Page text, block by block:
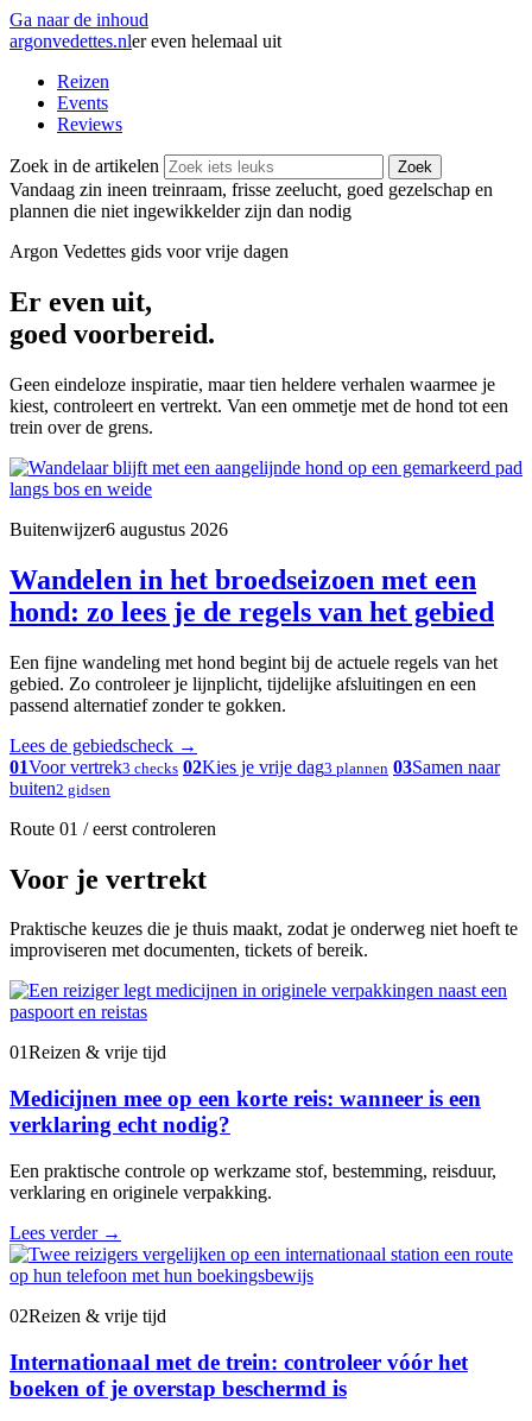
Ga naar de inhoud
argonvedettes.nler even helemaal uit
Reizen
Events
Reviews
Zoek in de artikelen Zoek
Vandaag zin ineen treinraam, frisse zeelucht, goed gezelschap en
plannen die niet ingewikkelder zijn dan nodig
Argon Vedettes gids voor vrije dagen
Er even uit,
goed voorbereid.
Geen eindeloze inspiratie, maar tien heldere verhalen waarmee je
kiest, controleert en vertrekt. Van een ommetje met de hond tot een
trein over de grens.
Buitenwijzer6 augustus 2026
Wandelen in het broedseizoen met een
hond: zo lees je de regels van het gebied
Een fijne wandeling met hond begint bij de actuele regels van het
gebied. Zo controleer je lijnplicht, tijdelijke afsluitingen en een
passend alternatief zonder te gokken.
Lees de gebiedscheck →
01Voor vertrek3 checks 02Kies je vrije dag3 plannen 03Samen naar
buiten2 gidsen
Route 01 / eerst controleren
Voor je vertrekt
Praktische keuzes die je thuis maakt, zodat je onderweg niet hoeft te
improviseren met documenten, tickets of bereik.
01Reizen & vrije tijd
Medicijnen mee op een korte reis: wanneer is een
verklaring echt nodig?
Een praktische controle op werkzame stof, bestemming, reisduur,
verklaring en originele verpakking.
Lees verder →
02Reizen & vrije tijd
Internationaal met de trein: controleer vóór het
boeken of je overstap beschermd is